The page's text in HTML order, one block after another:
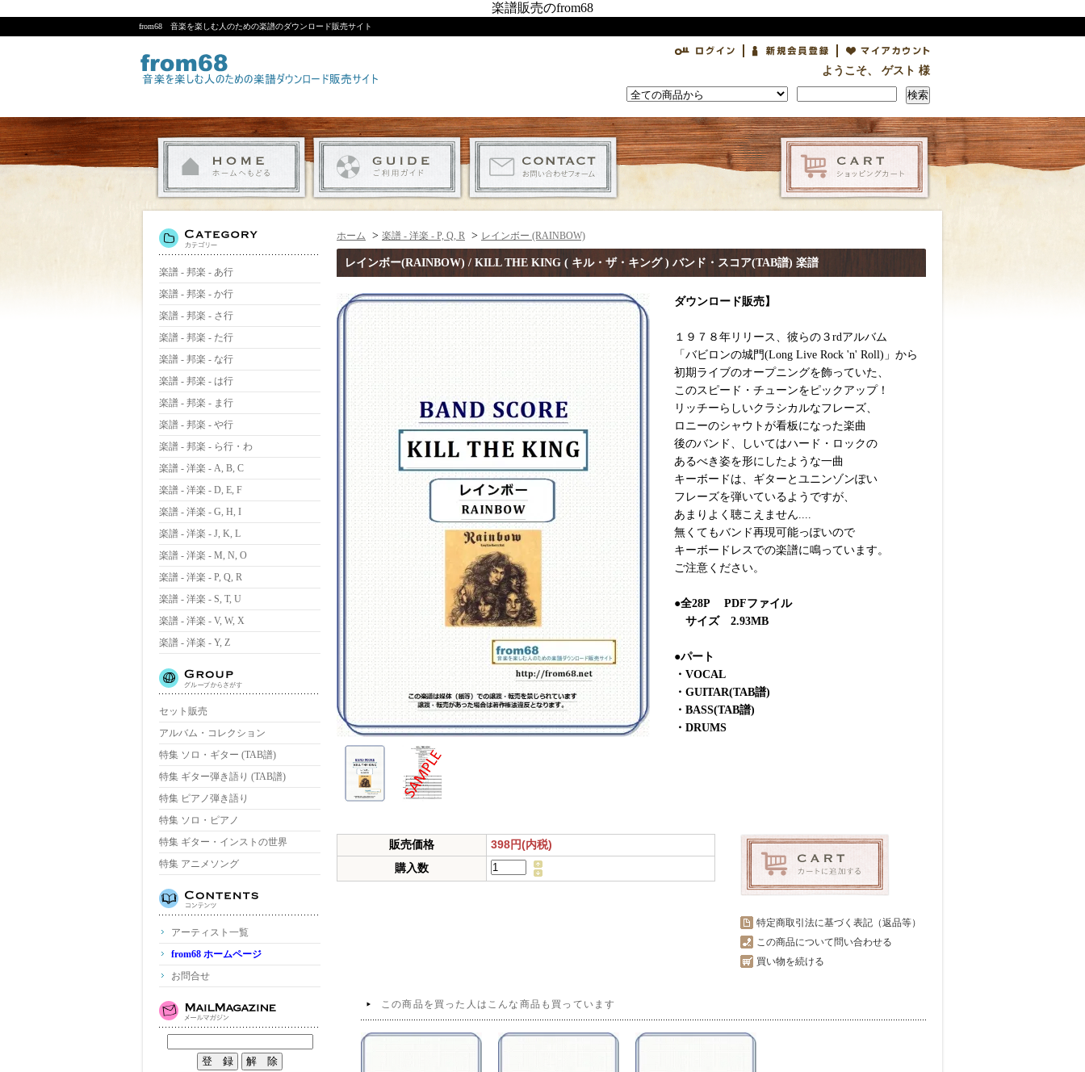
楽譜販売のfrom68
from68 音楽を楽しむ人のための楽譜のダウンロード販売サイト
ようこそ、 ゲスト 様
検索
楽譜 - 邦楽 - あ行
楽譜 - 邦楽 - か行
楽譜 - 邦楽 - さ行
楽譜 - 邦楽 - た行
楽譜 - 邦楽 - な行
楽譜 - 邦楽 - は行
楽譜 - 邦楽 - ま行
楽譜 - 邦楽 - や行
楽譜 - 邦楽 - ら行・わ
楽譜 - 洋楽 - A, B, C
楽譜 - 洋楽 - D, E, F
楽譜 - 洋楽 - G, H, I
楽譜 - 洋楽 - J, K, L
楽譜 - 洋楽 - M, N, O
楽譜 - 洋楽 - P, Q, R
楽譜 - 洋楽 - S, T, U
楽譜 - 洋楽 - V, W, X
楽譜 - 洋楽 - Y, Z
セット販売
アルバム・コレクション
特集 ソロ・ギター (TAB譜)
特集 ギター弾き語り (TAB譜)
特集 ピアノ弾き語り
特集 ソロ・ピアノ
特集 ギター・インストの世界
特集 アニメソング
アーティスト一覧
from68 ホームページ
お問合せ
ホーム > 楽譜 - 洋楽 - P, Q, R > レインボー (RAINBOW)
レインボー(RAINBOW) / KILL THE KING ( キル・ザ・キング ) バンド・スコア(TAB譜) 楽譜
ダウンロード販売】
１９７８年リリース、彼らの３rdアルバム
「バビロンの城門(Long Live Rock 'n' Roll)」から
初期ライブのオープニングを飾っていた、
このスピード・チューンをピックアップ！
リッチーらしいクラシカルなフレーズ、
ロニーのシャウトが看板になった楽曲
後のバンド、しいてはハード・ロックの
あるべき姿を形にしたような一曲
キーボードは、ギターとユニンゾンぽい
フレーズを弾いているようですが、
あまりよく聴こえません....
無くてもバンド再現可能っぽいので
キーボードレスでの楽譜に鳴っています。
ご注意ください。
●全28P PDFファイル
サイズ 2.93MB
●パート
・VOCAL
・GUITAR(TAB譜)
・BASS(TAB譜)
・DRUMS
販売価格 398円(内税)
購入数
特定商取引法に基づく表記（返品等）
この商品について問い合わせる
買い物を続ける
この商品を買った人はこんな商品も買っています